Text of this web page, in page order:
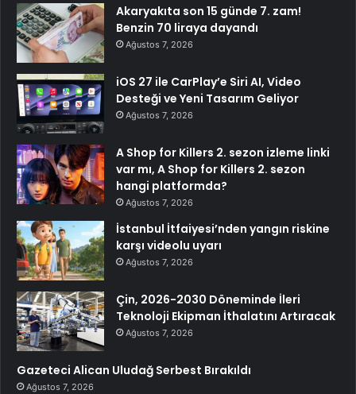
Akaryakıta son 15 günde 7. zam!
Benzin 70 liraya dayandı
Ağustos 7, 2026
iOS 27 ile CarPlay’e Siri AI, Video
Desteği ve Yeni Tasarım Geliyor
Ağustos 7, 2026
A Shop for Killers 2. sezon izleme linki
var mı, A Shop for Killers 2. sezon
hangi platformda?
Ağustos 7, 2026
İstanbul İtfaiyesi’nden yangın riskine
karşı videolu uyarı
Ağustos 7, 2026
Çin, 2026-2030 Döneminde İleri
Teknoloji Ekipman İthalatını Artıracak
Ağustos 7, 2026
Gazeteci Alican Uludağ Serbest Bırakıldı
Ağustos 7, 2026